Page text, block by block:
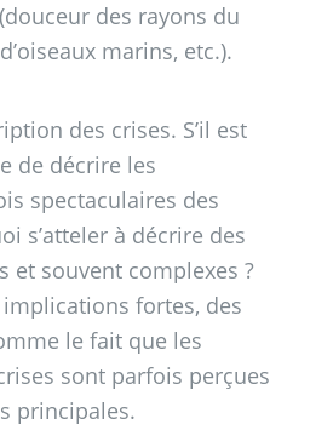
des rayons du
marins, etc.).
des crises. S’il est
de décrire les
spectaculaires des
s’atteler à décrire des
et souvent complexes ?
fortes, des
le fait que les
sont parfois perçues
principales.